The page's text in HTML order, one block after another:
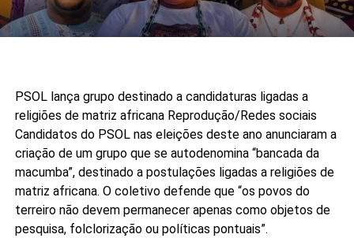
PSOL lança grupo destinado a candidaturas ligadas a
religiões de matriz africana Reprodução/Redes sociais
Candidatos do PSOL nas eleições deste ano anunciaram a
criação de um grupo que se autodenomina “bancada da
macumba”, destinado a postulações ligadas a religiões de
matriz africana. O coletivo defende que “os povos do
terreiro não devem permanecer apenas como objetos de
pesquisa, folclorização ou políticas pontuais”.